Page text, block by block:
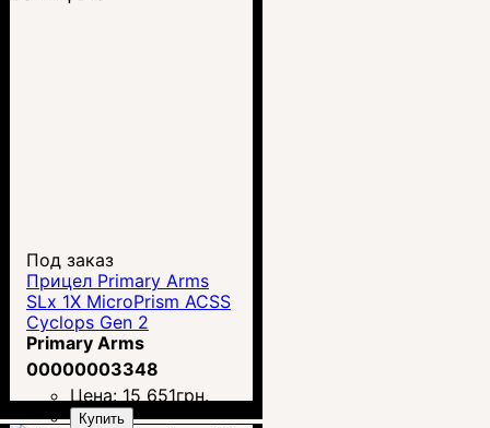
Под заказ
Прицел Primary Arms
SLx 1X MicroPrism ACSS
Cyclops Gen 2
Primary Arms
00000003348
Цена: 15 651грн.
Купить